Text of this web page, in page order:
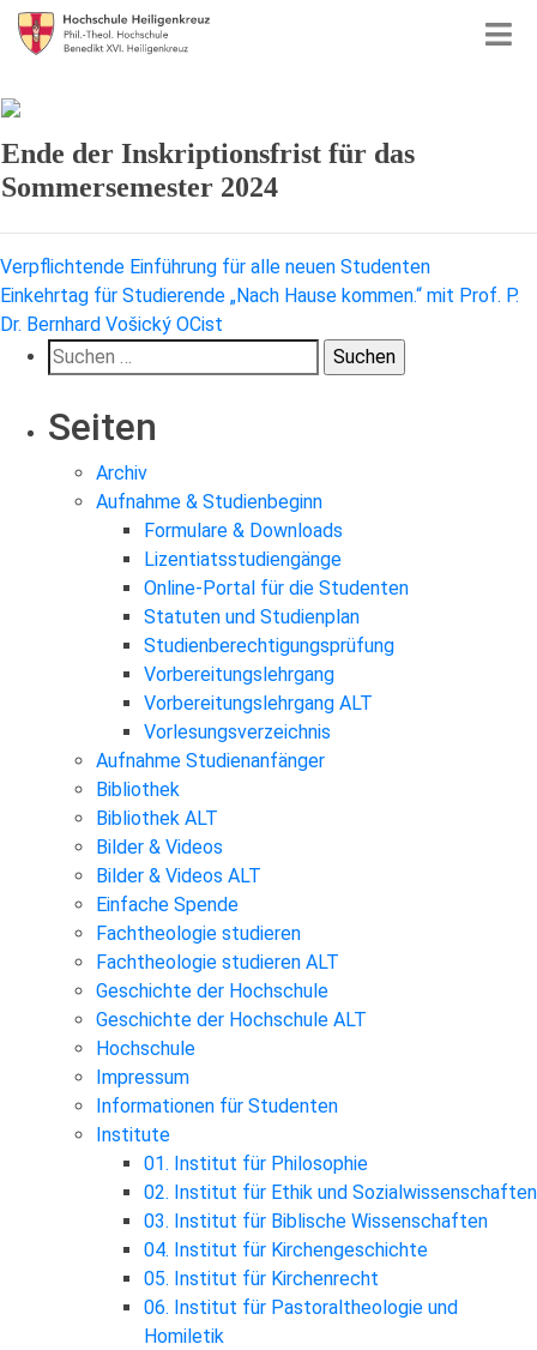
Ende der Inskriptionsfrist für das
Sommersemester 2024
Beitragsnavigation
Verpflichtende Einführung für alle neuen Studenten
Einkehrtag für Studierende „Nach Hause kommen.“ mit Prof. P.
Dr. Bernhard Vošický OCist
Suchen
nach:
Seiten
Archiv
Aufnahme & Studienbeginn
Formulare & Downloads
Lizentiatsstudiengänge
Online-Portal für die Studenten
Statuten und Studienplan
Studienberechtigungsprüfung
Vorbereitungslehrgang
Vorbereitungslehrgang ALT
Vorlesungsverzeichnis
Aufnahme Studienanfänger
Bibliothek
Bibliothek ALT
Bilder & Videos
Bilder & Videos ALT
Einfache Spende
Fachtheologie studieren
Fachtheologie studieren ALT
Geschichte der Hochschule
Geschichte der Hochschule ALT
Hochschule
Impressum
Informationen für Studenten
Institute
01. Institut für Philosophie
02. Institut für Ethik und Sozialwissenschaften
03. Institut für Biblische Wissenschaften
04. Institut für Kirchengeschichte
05. Institut für Kirchenrecht
06. Institut für Pastoraltheologie und
Homiletik